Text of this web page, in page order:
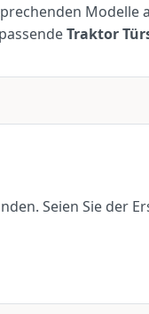
Modelle
Traktor
Seien Sie der